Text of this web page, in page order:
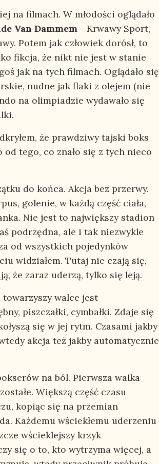
na filmach. W młodości oglądało
Van Dammem - Krwawy Sport,
Potem jak człowiek dorósł, to
fikcja, że nikt nie jest w stanie
jak na tych filmach. Oglądało się
nudne jak flaki z olejem (nie
na olimpiadzie wydawało się
że prawdziwy tajski boks
tego, co znało się z tych nieco
do końca. Akcja bez przerwy.
golenie, w każdą część ciała,
Nie jest to największy stadion
podrzędna, ale i tak niezwykle
od wszystkich pojedynków
widziałem. Tutaj nie czają się,
że zaraz uderzą, tylko się leją.
towarzyszy walce jest
piszczałki, cymbałki. Zdaje się
się w jej rytm. Czasami jakby
akcja też jakby automatycznie
na ból. Pierwsza walka
Większą część czasu
kopiąc się na przemian
Każdemu wściekłemu uderzeniu
wścieklejszy krzyk
się o to, kto wytrzyma więcej, a